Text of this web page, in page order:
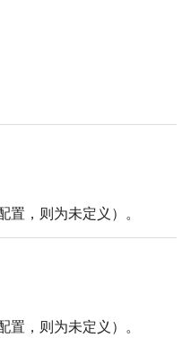
置，则为未定义）。
置，则为未定义）。